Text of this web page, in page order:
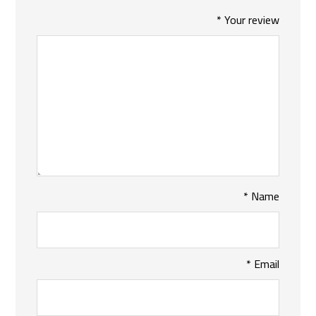
Your review
*
Name
*
Email
*